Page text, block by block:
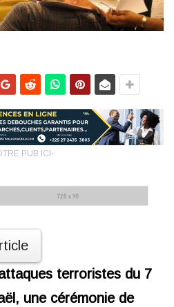
PUB ICI-
terroristes du 7
une cérémonie de